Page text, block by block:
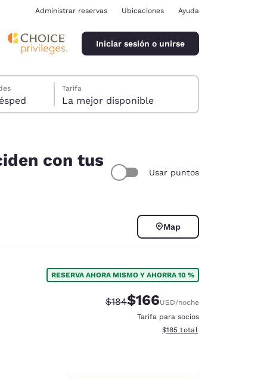
Administrar reservas Ubicaciones Ayuda
Iniciar sesión o unirse
1 huésped
Tarifa
La mejor disponible
con tus
Usar puntos
Map
RESERVA AHORA MISMO Y AHORRA 10 %
Tarifa tachada:
$184Tarifa reducida:
$166USD/noche
Tarifa para socios
Ver detalles totales
$185 total